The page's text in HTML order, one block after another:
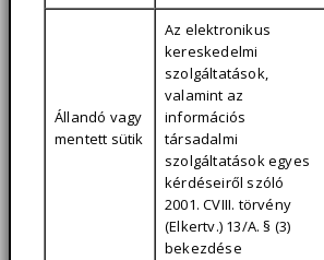
Állandó vagy
mentett sütik
Az elektronikus
kereskedelmi
szolgáltatások,
valamint az
információs
társadalmi
szolgáltatások egyes
kérdéseiről szóló
2001. CVIII. törvény
(Elkertv.) 13/A. § (3)
bekezdése